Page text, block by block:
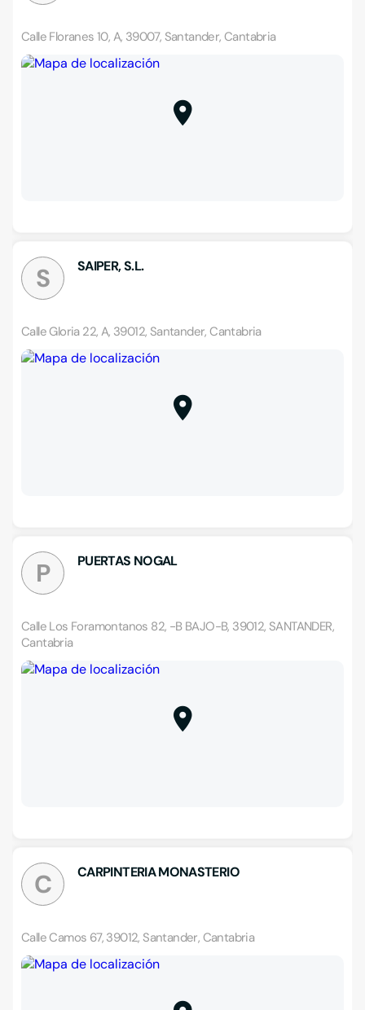
Calle Floranes 10, A, 39007, Santander, Cantabria
S SAIPER, S.L.
Calle Gloria 22, A, 39012, Santander, Cantabria
P PUERTAS NOGAL
Calle Los Foramontanos 82, -B BAJO-B, 39012, SANTANDER,
Cantabria
C CARPINTERIA MONASTERIO
Calle Camos 67, 39012, Santander, Cantabria